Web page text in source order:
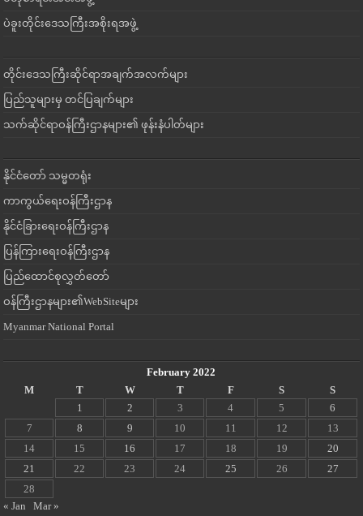
ပဲခူးတိုင်းဒေသကြီးအစိုးရအဖွဲ့
တိုင်းဒေသကြီးဆိုင်ရာအချက်အလက်များ
ပြည်သူများမှ တင်ပြချက်များ
သက်ဆိုင်ရာဝန်ကြီးဌာနများ၏ ဖုန်းနံပါတ်များ
နိုင်ငံတော် သမ္မတရုံး
ကာကွယ်ရေးဝန်ကြီးဌာန
နိုင်ငံခြားရေးဝန်ကြီးဌာန
ပြန်ကြားရေးဝန်ကြီးဌာန
ပြည်ထောင်စုလွှတ်တော်
ဝန်ကြီးဌာနများ၏WebSiteများ
Myanmar National Portal
February 2022
M
T W T F S
S
1
2 3 4 5
6
7
8 9 10 11 12
13
14
15 16 17 18 19
20
21
22 23 24 25 26
27
28
« Jan
Mar »